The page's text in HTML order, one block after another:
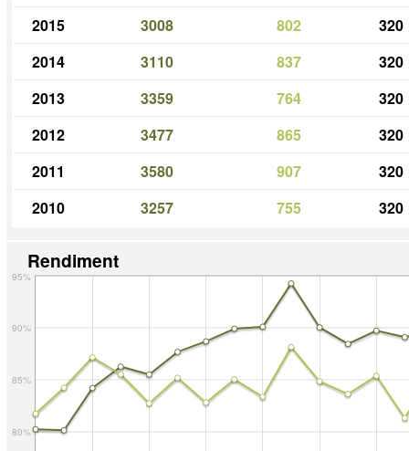
2015
3008 802
320
2014
3110 837
320
2013
3359 764
320
2012
3477 865
320
2011
3580 907
320
2010
3257 755 320
Rendiment
80%
85%
90%
95%